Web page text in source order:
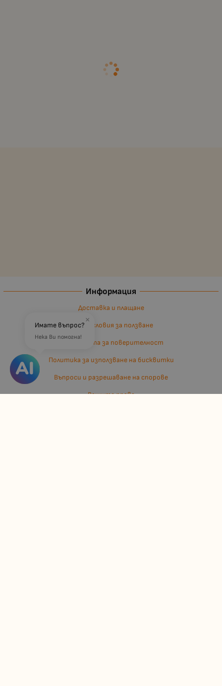
Информация
Доставка и плащане
Общи условия за ползване
Политиката за поверителност
Политика за използване на бисквитки
Въпроси и разрешаване на спорове
Вашите права
×
Имате въпрос?
Нека Ви помогна!